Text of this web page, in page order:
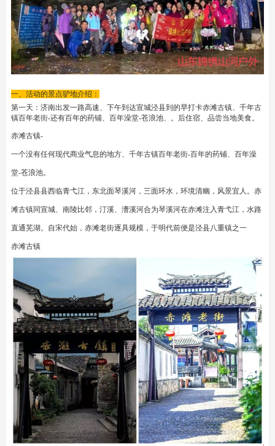
一、活动的景点驴地介绍：
第一天：济南出发一路高速、下午到达宣城泾县到的早打卡赤滩古镇、千年古
镇百年老街-还有百年的药铺、百年澡堂-苍浪池、。后住宿、品尝当地美食。
赤滩古镇-
一个没有任何现代商业气息的地方、千年古镇百年老街-百年的药铺、百年澡
堂-苍浪池。
位于泾县县西临青弋江，东北面琴溪河，三面环水，环境清幽，风景宜人。赤
滩古镇同宣城、南陵比邻，汀溪、漕溪河合为琴溪河在赤滩注入青弋江，水路
直通芜湖。自宋代始，赤滩老街逐具规模，于明代前便是泾县八重镇之一
赤滩古镇